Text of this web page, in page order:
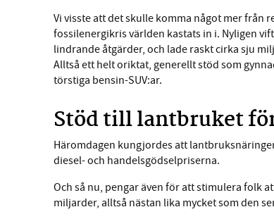
Vi visste att det skulle komma något mer
fossilenergikris världen kastats in i. Nyligen
lindrande åtgärder, och lade raskt cirka sju
Alltså ett helt oriktat, generellt stöd som
törstiga bensin-SUV:ar.
Stöd till lantbruket
Häromdagen kungjordes att
diesel- och handelsgödselpriserna.
Och så nu, pengar även för att stimulera folk
miljarder, alltså nästan lika mycket som den